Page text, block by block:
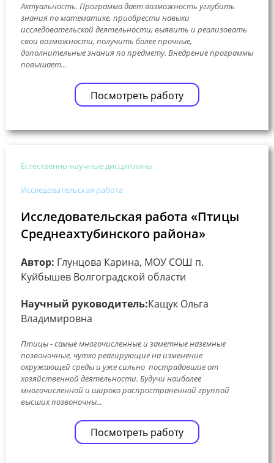
Актуальность. Программа даёт возможность углубить
знания по математике, приобрести навыки
исследовательской деятельности, выявить и реализовать
свои возможности, получить более прочные,
дополнительные знания по предмету. Внедрение программы
повышает...
Посмотреть работу
Естественно-научные дисциплины
Исследовательская работа
Исследовательская работа «Птицы
Среднеахтубинского района»
Автор: Глунцова Карина, МОУ СОШ п.
Куйбышев Волгоградской области
Научный руководитель:Кащук Ольга
Владимировна
Птицы - самые многочисленные и заметные наземные
позвоночные, чутко реагирующие на изменение
окружающей среды и уже сильно пострадавшие от
хозяйственной деятельности. Будучи наиболее
многочисленной и широко распространенной группой
высших позвоночны...
Посмотреть работу